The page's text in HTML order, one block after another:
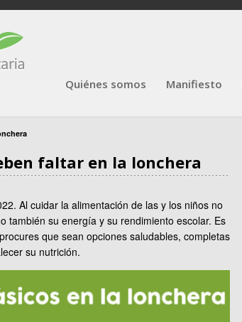
Quiénes somos Manifiesto
faltar en la lonchera
Al cuidar la alimentación de las y los niños no
también su energía y su rendimiento escolar. Es
que sean opciones saludables, completas
su nutrición.